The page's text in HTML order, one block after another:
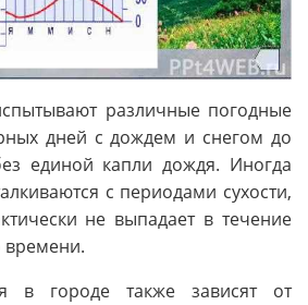
различные погодные
дней с дождем и снегом до
единой капли дождя. Иногда
с периодами сухости,
не выпадает в течение
времени.
в городе также зависят от